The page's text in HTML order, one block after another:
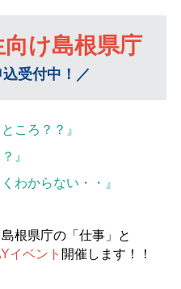
け島根県庁
受付中！／
ころ？？』
』
わからない・・』
根県庁の「仕事」と
イベント 開催します！！